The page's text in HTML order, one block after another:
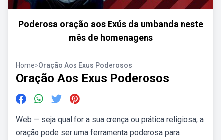
Poderosa oração aos Exús da umbanda neste
mês de homenagens
Home>Oração Aos Exus Poderosos
Oração Aos Exus Poderosos
Web — seja qual for a sua crença ou prática religiosa, a
oração pode ser uma ferramenta poderosa para